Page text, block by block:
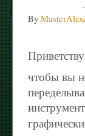
By
чтобы вы